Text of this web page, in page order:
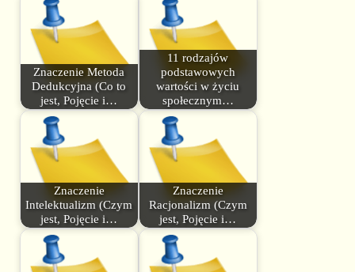
Znaczenie Metoda
Dedukcyjna (Co to
jest, Pojęcie i…
11 rodzajów
podstawowych
wartości w życiu
społecznym…
Znaczenie
Intelektualizm (Czym
jest, Pojęcie i…
Znaczenie
Racjonalizm (Czym
jest, Pojęcie i…